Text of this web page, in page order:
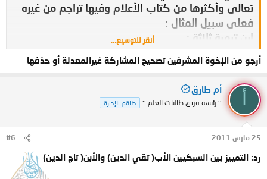
تعالى وأكثرها من كتاب الأعلام وفيها تراجم من غيره
فعلى سبيل المثال :
ابن تيمية ثلاثة :
فخر الدين
مجد الدين
تقي الدين
ابن الجوزي ثلاثة :
أبو الفرج المشهور
ابنه محي الدين
سبطه المؤرخ
ابن قيم الجوزية اثنان :
أنقر للتوسيع...
أرجو من الإخوة المشرفين تصحيح المشاركة غيرالمعدلة أو حذفها
أم طارق
:: رئيسة فريق طالبات العلم :: طاقم الإدارة
25 مارس 2011 #6
رد: التمييز بين السبكيين الأب( تقي الدين) والأبن( تاج الدين)